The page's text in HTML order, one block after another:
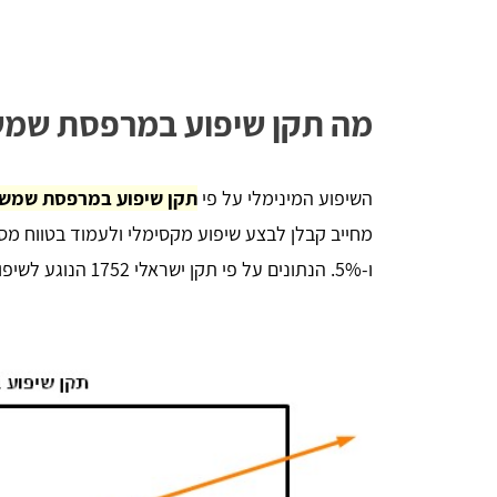
מה תקן שיפוע במרפסת
השיפוע המינימלי על פי תקן שיפוע במרפסת שמש
ו-5%. הנתונים על פי תקן ישראלי 1752 הנוגע לשיפוע מינימלי במרפסת שמש חשופה.
יניב לורן
השארתי פרטים באתר, חזרו אליי בתוך כמה
דקות סופרות. אדיבות ברמה אחרת, הסבירו לי
הכל לעניין ואיך זה עובד. בנתיים אני אוסף
למצוא את קבלן השיפוצים שאני צריך, תודה -